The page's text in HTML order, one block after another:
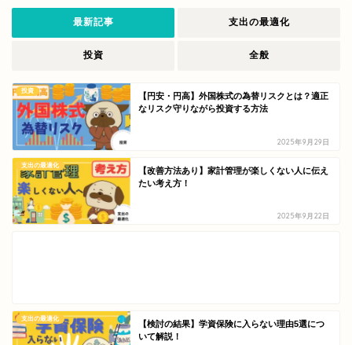
最新記事 支出の最適化
投資 全般
投資
【円安・円高】外国株式の為替リスクとは？適正
なリスク守りながら投資する方法
2025年9月29日
支出の最適化
【改善方法あり】家計管理が楽しくない人に伝え
たい考え方！
2025年9月22日
支出の最適化
【検討の結果】学資保険に入らない理由5選につ
いて解説！